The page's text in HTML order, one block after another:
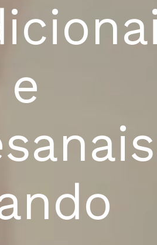
e